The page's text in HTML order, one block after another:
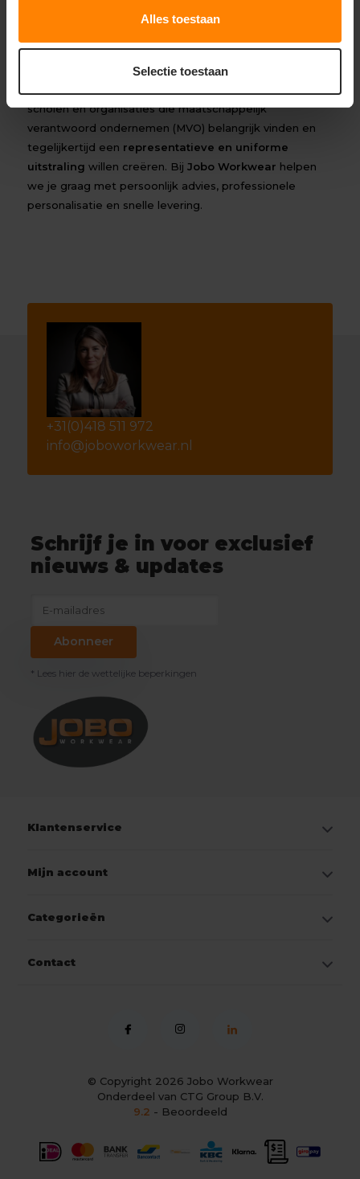
Alles toestaan
Selectie toestaan
biologisch katoen en gerecyclede materialen
scholen en organisaties die maatschappelijk
verantwoord ondernemen (MVO) belangrijk vinden en
tegelijkertijd een representatieve en uniforme
uitstraling willen creëren. BijJobo Workwear helpen
we je graag met persoonlijk advies, professionele
personalisatie en snelle levering.
+31(0)418 511 972
info@joboworkwear.nl
Schrijf je in voor exclusief
nieuws & updates
Abonneer
* Lees hier de wettelijke beperkingen
Klantenservice
Mijn account
Categorieën
Contact
© Copyright 2026 Jobo Workwear
Onderdeel van CTG Group B.V.
9.2 - Beoordeeld